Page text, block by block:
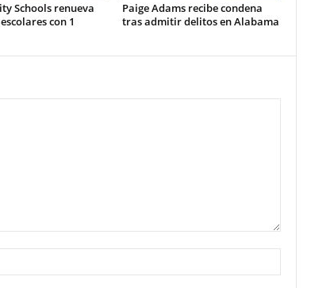
Schools renueva
con 1
Paige Adams recibe condena
tras admitir delitos en Alabama